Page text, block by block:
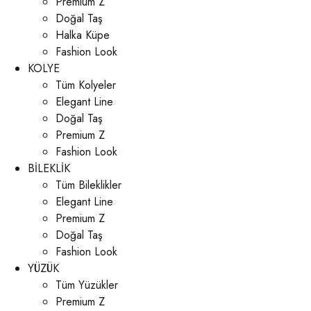
Doğal Taş
Halka Küpe
Fashion Look
KOLYE
Tüm Kolyeler
Elegant Line
Doğal Taş
Premium Z
Fashion Look
BİLEKLİK
Tüm Bileklikler
Elegant Line
Premium Z
Doğal Taş
Fashion Look
YÜZÜK
Tüm Yüzükler
Premium Z